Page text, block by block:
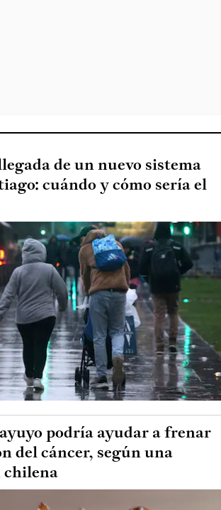
de un nuevo sistema
cuándo y cómo sería el
podría ayudar a frenar
del cáncer, según una
chilena